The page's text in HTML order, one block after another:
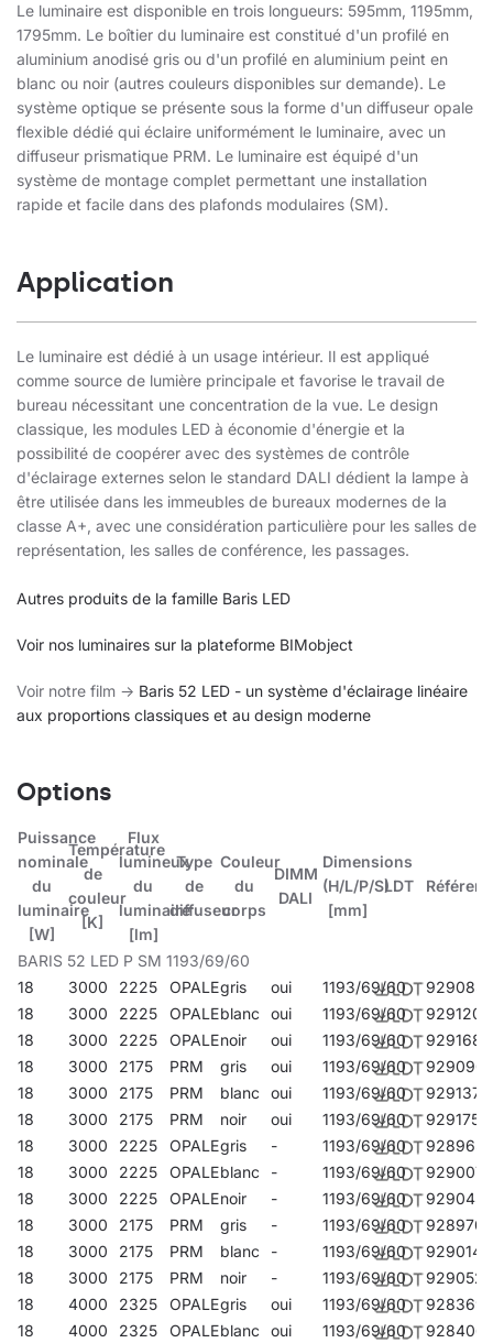
Le luminaire est disponible en trois longueurs: 595mm, 1195mm,
1795mm. Le boîtier du luminaire est constitué d'un profilé en
aluminium anodisé gris ou d'un profilé en aluminium peint en
blanc ou noir (autres couleurs disponibles sur demande). Le
système optique se présente sous la forme d'un diffuseur opale
flexible dédié qui éclaire uniformément le luminaire, avec un
diffuseur prismatique PRM. Le luminaire est équipé d'un
système de montage complet permettant une installation
rapide et facile dans des plafonds modulaires (SM).
Application
Le luminaire est dédié à un usage intérieur. Il est appliqué
comme source de lumière principale et favorise le travail de
bureau nécessitant une concentration de la vue. Le design
classique, les modules LED à économie d'énergie et la
possibilité de coopérer avec des systèmes de contrôle
d'éclairage externes selon le standard DALI dédient la lampe à
être utilisée dans les immeubles de bureaux modernes de la
classe A+, avec une considération particulière pour les salles de
représentation, les salles de conférence, les passages.
Autres produits de la famille Baris LED
Voir nos luminaires sur la plateforme BIMobject
Voir notre film -> Baris 52 LED - un système d'éclairage linéaire
aux proportions classiques et au design moderne
Options
Puissance
nominale
du
luminaire
[W]
Température
de
couleur
[K]
Flux
lumineux
du
luminaire
[lm]
Type
de
diffuseur
Couleur
du
corps
DIMM
DALI
Dimensions
(H/L/P/S)
[mm]
LDT
BARIS 52 LED P SM 1193/69/60
18
3000 2225 OPALEgris oui 1193/69/60
929083
18
3000 2225 OPALEblanc oui 1193/69/60
929120
18
3000 2225 OPALEnoir oui 1193/69/60
929168
18
3000 2175 PRM gris oui 1193/69/60
929090
18
3000 2175 PRM blanc oui 1193/69/60
929137
18
3000 2175 PRM noir oui 1193/69/60
929175
18
3000 2225 OPALEgris - 1193/69/60
928963
18
3000 2225 OPALEblanc - 1193/69/60
929007
18
3000 2225 OPALEnoir - 1193/69/60
929045
18
3000 2175 PRM gris - 1193/69/60
928970
18
3000 2175 PRM blanc - 1193/69/60
929014
18
3000 2175 PRM noir - 1193/69/60
929052
18
4000 2325 OPALEgris oui 1193/69/60
928369
18
4000 2325 OPALEblanc oui 1193/69/60 928406